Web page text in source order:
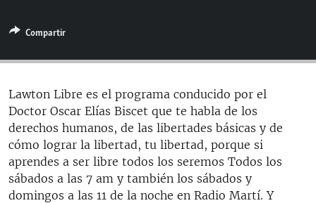
ESPECIALES
ESPECIALES
LA REALIDAD DE LA VIVIENDA EN CUBA
SER VIEJO EN CUBA
KENTU-CUBANO
LOS SANTOS DE HIALEAH
DESINFORMACIÓN RUSA EN AMÉRICA LATINA
MULTIMEDIA
EDITORIALES
SÍGUENOS
Compartir
Lawton Libre es el programa conducido por el
Doctor Oscar Elías Biscet que te habla de los
derechos humanos, de las libertades básicas y de
cómo lograr la libertad, tu libertad, porque si
aprendes a ser libre todos los seremos Todos los
sábados a las 7 am y también los sábados y
domingos a las 11 de la noche en Radio Martí. Y